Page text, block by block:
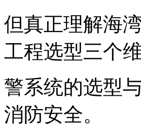
但真正理解海
工程选型三个
警系统的选型
消防安全。